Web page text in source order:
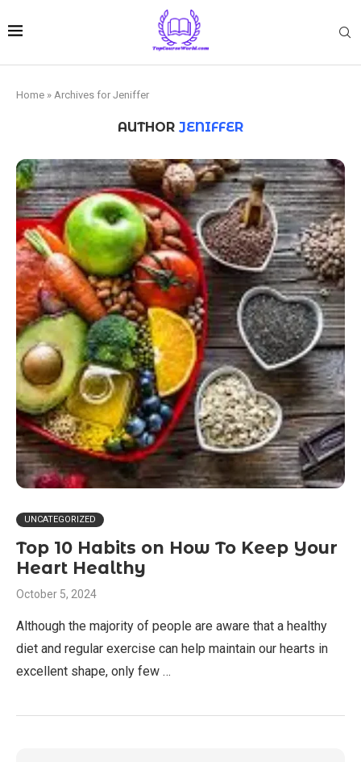
Home » Archives for Jeniffer
AUTHOR JENIFFER
UNCATEGORIZED
Top 10 Habits on How To Keep Your
Heart Healthy
October 5, 2024
Although the majority of people are aware that a healthy
diet and regular exercise can help maintain our hearts in
excellent shape, only few …